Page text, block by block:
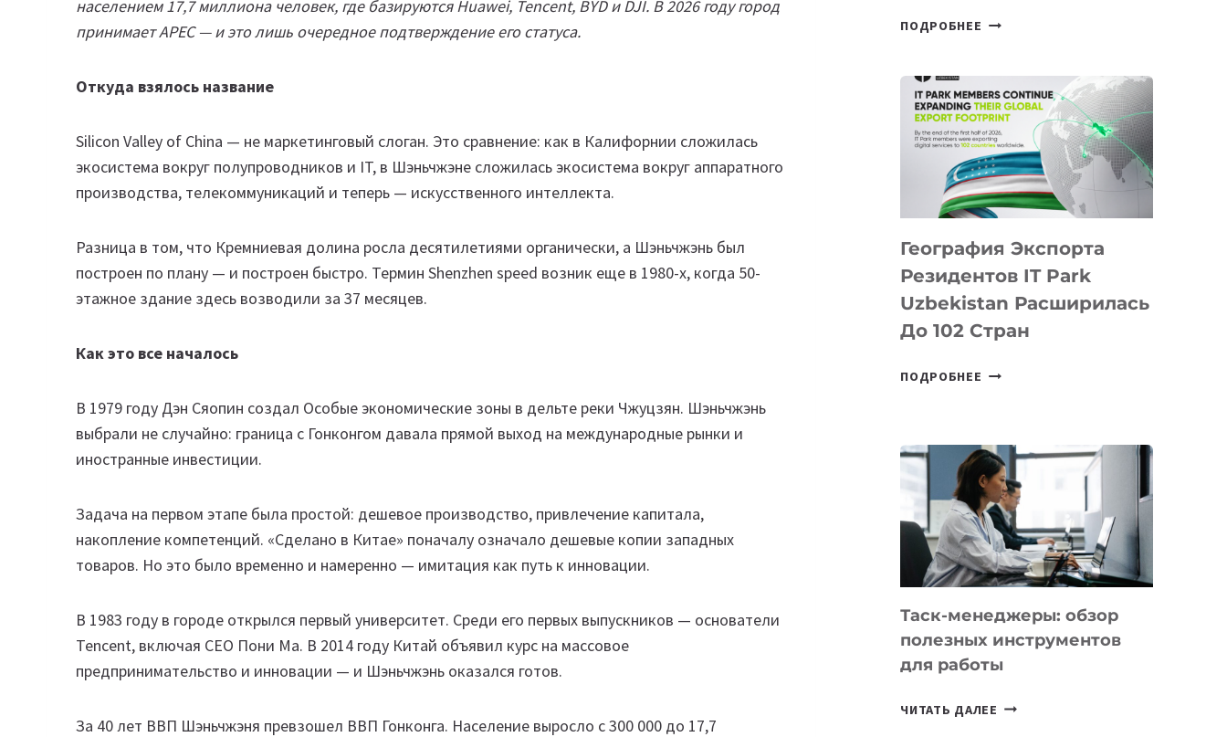
населением 17,7 миллиона человек, где базируются Huawei, Tencent, BYD и DJI. В 2026 году город
принимает APEC — и это лишь очередное подтверждение его статуса.
Откуда взялось название
Silicon Valley of China — не маркетинговый слоган. Это сравнение: как в Калифорнии сложилась
экосистема вокруг полупроводников и IT, в Шэньчжэне сложилась экосистема вокруг аппаратного
производства, телекоммуникаций и теперь — искусственного интеллекта.
Разница в том, что Кремниевая долина росла десятилетиями органически, а Шэньчжэнь был
построен по плану — и построен быстро. Термин Shenzhen speed возник еще в 1980-х, когда 50-
этажное здание здесь возводили за 37 месяцев.
Как это все началось
В 1979 году Дэн Сяопин создал Особые экономические зоны в дельте реки Чжуцзян. Шэньчжэнь
выбрали не случайно: граница с Гонконгом давала прямой выход на международные рынки и
иностранные инвестиции.
Задача на первом этапе была простой: дешевое производство, привлечение капитала,
накопление компетенций. «Сделано в Китае» поначалу означало дешевые копии западных
товаров. Но это было временно и намеренно — имитация как путь к инновации.
В 1983 году в городе открылся первый университет. Среди его первых выпускников — основатели
Tencent, включая CEO Пони Ма. В 2014 году Китай объявил курс на массовое
предпринимательство и инновации — и Шэньчжэнь оказался готов.
За 40 лет ВВП Шэньчжэня превзошел ВВП Гонконга. Население выросло с 300 000 до 17,7
ПОДРОБНЕЕ
ПОЯВЯТСЯ
НОВЫЕ
ПРЕДМЕТЫ
ПО
ИСКУССТВЕННОМУ
ИНТЕЛЛЕКТУ
География Экспорта
Резидентов IT Park
Uzbekistan Расширилась
До 102 Стран
ПОДРОБНЕЕ ГЕОГРАФИЯ
PARK
UZBEKISTAN
РАСШИРИЛАСЬ
ДО
102
СТРАН
Таск-менеджеры: обзор
полезных инструментов
для работы
ЧИТАТЬ ДАЛЕЕ ТАСК-